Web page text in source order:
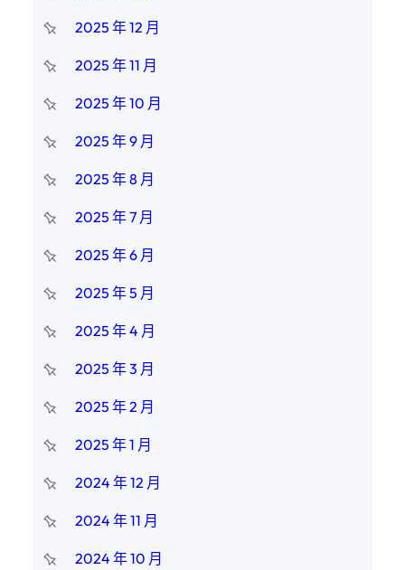
2025 年 12 月
2025 年 11 月
2025 年 10 月
2025 年 9 月
2025 年 8 月
2025 年 7 月
2025 年 6 月
2025 年 5 月
2025 年 4 月
2025 年 3 月
2025 年 2 月
2025 年 1 月
2024 年 12 月
2024 年 11 月
2024 年 10 月